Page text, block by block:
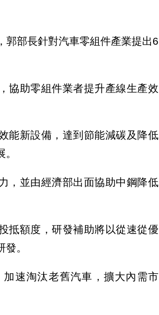
郭部長針對汽車零組件產業提出6
協助零組件業者提升產線生產效
能新設備，達到節能減碳及降低
，並由經濟部出面協助中鋼降低
抵額度，研發補助將以從速從優
。
速淘汰老舊汽車，擴大內需市